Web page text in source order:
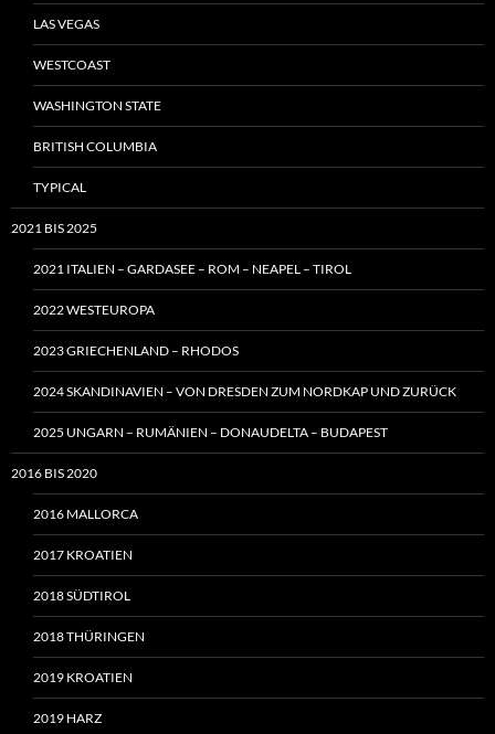
LAS VEGAS
WESTCOAST
WASHINGTON STATE
BRITISH COLUMBIA
TYPICAL
2021 BIS 2025
2021 ITALIEN – GARDASEE – ROM – NEAPEL – TIROL
2022 WESTEUROPA
2023 GRIECHENLAND – RHODOS
2024 SKANDINAVIEN – VON DRESDEN ZUM NORDKAP UND ZURÜCK
2025 UNGARN – RUMÄNIEN – DONAUDELTA – BUDAPEST
2016 BIS 2020
2016 MALLORCA
2017 KROATIEN
2018 SÜDTIROL
2018 THÜRINGEN
2019 KROATIEN
2019 HARZ